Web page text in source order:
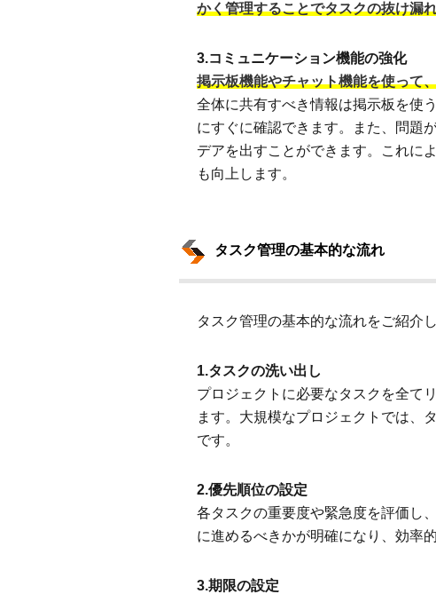
かく管理することでタスクの抜け漏
3.コミュニケーション機能の強化
掲示板機能やチャット機能を使って
全体に共有すべき情報は掲示板を使
にすぐに確認できます。また、問題
デアを出すことができます。これに
も向上します。
タスク管理の基本的な流れ
タスク管理の基本的な流れをご紹介し
1.タスクの洗い出し
プロジェクトに必要なタスクを全て
ます。大規模なプロジェクトでは、
です。
2.優先順位の設定
各タスクの重要度や緊急度を評価し
に進めるべきかが明確になり、効率
3.期限の設定